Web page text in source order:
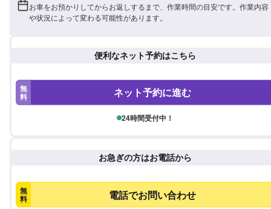
お車をお預かりしてからお返しするまで、作業時間の目安です。作業内容
や状況によって変わる可能性があります。
便利なネット予約はこちら
無
料 ネット予約に進む
24時間受付中！
お急ぎの方はお電話から
無
料 電話でお問い合わせ